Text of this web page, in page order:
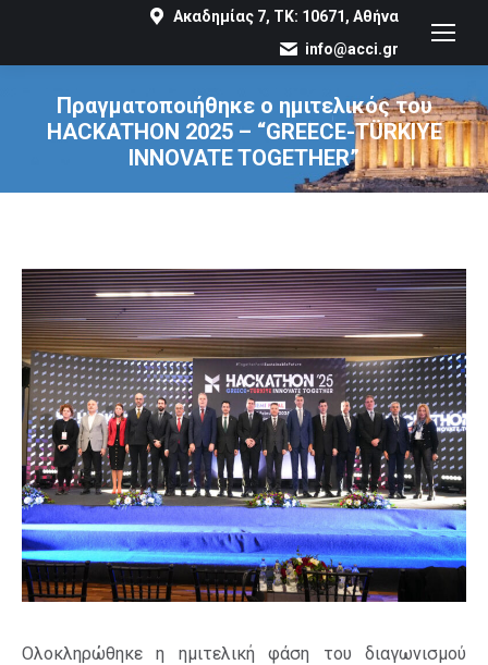
Ακαδημίας 7, ΤΚ: 10671, Αθήνα
info@acci.gr
Πραγματοποιήθηκε ο ημιτελικός του
HACKATHON 2025 – “GREECE-TÜRKIYE
INNOVATE TOGETHER”
You are here:
Ολοκληρώθηκε η ημιτελική φάση του διαγωνισμού